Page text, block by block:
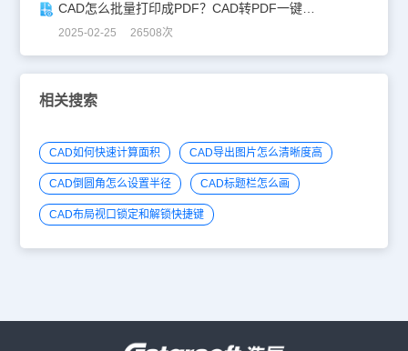
CAD怎么批量打印成PDF？CAD转PDF一键批量完成！
2025-02-25 26508次
相关搜索
CAD如何快速计算面积 CAD导出图片怎么清晰度高
CAD倒圆角怎么设置半径 CAD标题栏怎么画
CAD布局视口锁定和解锁快捷键